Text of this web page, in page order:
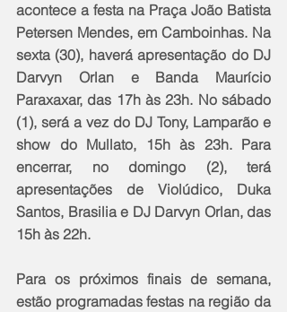
acontece a festa na Praça João Batista
Petersen Mendes, em Camboinhas. Na
sexta (30), haverá apresentação do DJ
Darvyn Orlan e Banda Maurício
Paraxaxar, das 17h às 23h. No sábado
(1), será a vez do DJ Tony, Lamparão e
show do Mullato, 15h às 23h. Para
encerrar, no domingo (2), terá
apresentações de Violúdico, Duka
Santos, Brasilia e DJ Darvyn Orlan, das
15h às 22h.
Para os próximos finais de semana,
estão programadas festas na região da